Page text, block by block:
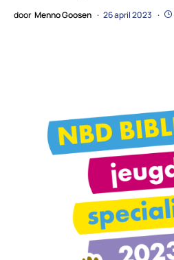
door Menno Goosen 26 april 2023